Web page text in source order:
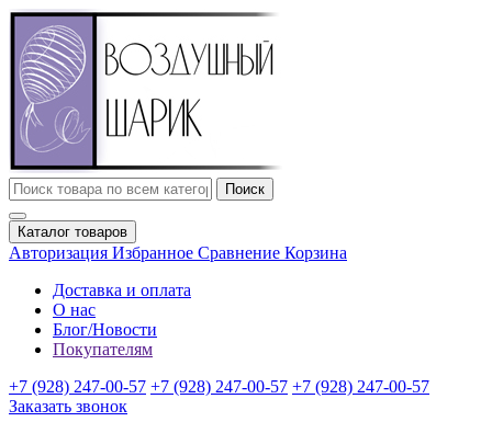
Поиск
Каталог товаров
Авторизация Избранное Сравнение Корзина
Доставка и оплата
О нас
Блог/Новости
Покупателям
+7 (928) 247-00-57 +7 (928) 247-00-57 +7 (928) 247-00-57
Заказать звонок